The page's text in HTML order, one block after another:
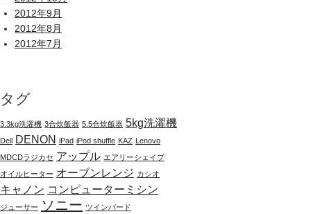
2012年9月
2012年8月
2012年7月
タグ
3.3kg洗濯機 3合炊飯器 5.5合炊飯器 5kg洗濯機
Dell DENON iPad iPod shuffle KAZ Lenovo
MDCDラジカセ アップル エアリーシェイプ
オイルヒーター オーブンレンジ カシオ
キャノン コンピューターミシン
ジューサー ソニー ツインバード